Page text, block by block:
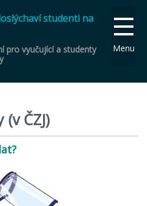
studenti na
pro vyučující a studenty
ČZJ)
Menu